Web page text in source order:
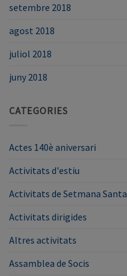
setembre 2018
agost 2018
juliol 2018
juny 2018
CATEGORIES
Actes 140è aniversari
Activitats d'estiu
Activitats de Setmana Santa
Activitats dirigides
Altres activitats
Assamblea de Socis